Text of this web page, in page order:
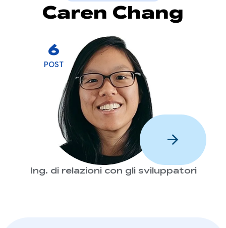
Caren Chang
6
POST
arrow_forward
Ing. di relazioni con gli sviluppatori